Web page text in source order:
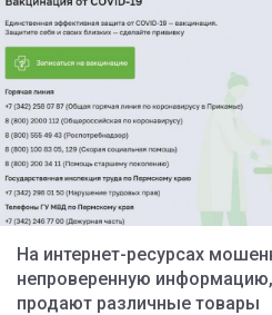
На интернет-ресурсах
непроверенную
продают различные товары